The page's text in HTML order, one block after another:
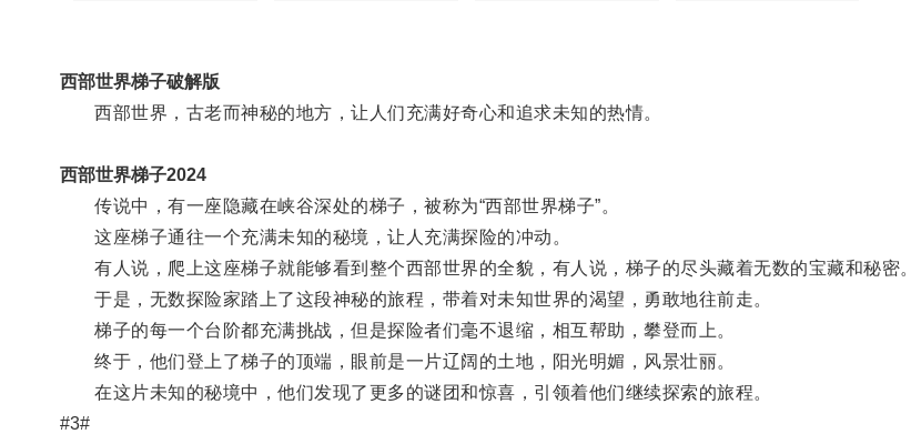
西部世界梯子破解版
西部世界，古老而神秘的地方，让人们充满好奇心和追求未知的热情。
西部世界梯子2024
传说中，有一座隐藏在峡谷深处的梯子，被称为“西部世界梯子”。
这座梯子通往一个充满未知的秘境，让人充满探险的冲动。
有人说，爬上这座梯子就能够看到整个西部世界的全貌，有人说，梯子的尽头藏着无数的宝藏和秘密。
于是，无数探险家踏上了这段神秘的旅程，带着对未知世界的渴望，勇敢地往前走。
梯子的每一个台阶都充满挑战，但是探险者们毫不退缩，相互帮助，攀登而上。
终于，他们登上了梯子的顶端，眼前是一片辽阔的土地，阳光明媚，风景壮丽。
在这片未知的秘境中，他们发现了更多的谜团和惊喜，引领着他们继续探索的旅程。
#3#